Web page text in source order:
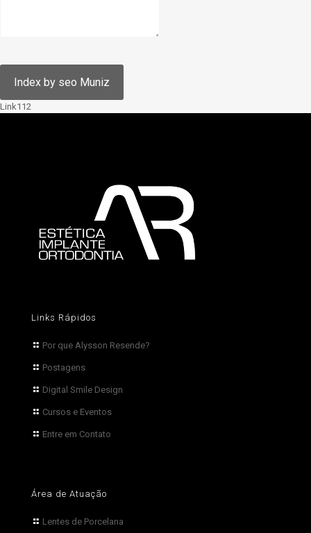
Links Rápidos
Por que Alysson Resende?
Postagens
Digital Smile Design
Cursos e Eventos
Entre em Contato
Área de Atuação
Lentes de Porcelana
Link112